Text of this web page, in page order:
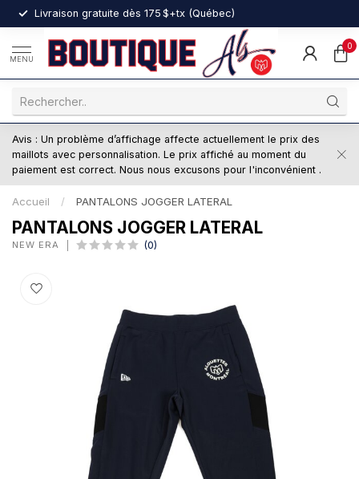
Livraison gratuite dès 175 $+tx (Québec)
MENU
0
Avis : Un problème d’affichage affecte actuellement le prix des
maillots avec personnalisation. Le prix affiché au moment du
paiement est correct. Nous nous excusons pour l'inconvénient .
Accueil / PANTALONS JOGGER LATERAL
PANTALONS JOGGER LATERAL
NEW ERA (0)